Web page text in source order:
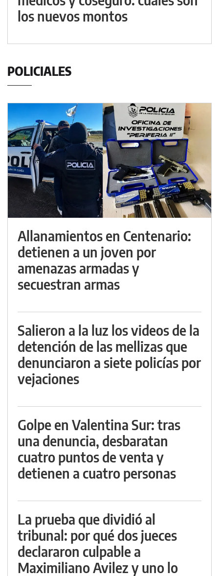
los nuevos montos
POLICIALES
Allanamientos en Centenario:
detienen a un joven por
amenazas armadas y
secuestran armas
Salieron a la luz los videos de la
detención de las mellizas que
denunciaron a siete policías por
vejaciones
Golpe en Valentina Sur: tras
una denuncia, desbaratan
cuatro puntos de venta y
detienen a cuatro personas
La prueba que dividió al
tribunal: por qué dos jueces
declararon culpable a
Maximiliano Avilez y uno lo